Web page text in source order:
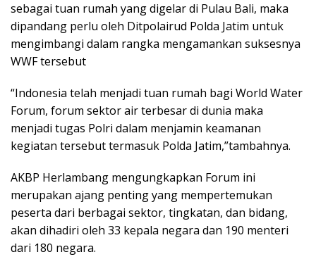
sebagai tuan rumah yang digelar di Pulau Bali, maka
dipandang perlu oleh Ditpolairud Polda Jatim untuk
mengimbangi dalam rangka mengamankan suksesnya
WWF tersebut
“Indonesia telah menjadi tuan rumah bagi World Water
Forum, forum sektor air terbesar di dunia maka
menjadi tugas Polri dalam menjamin keamanan
kegiatan tersebut termasuk Polda Jatim,”tambahnya.
AKBP Herlambang mengungkapkan Forum ini
merupakan ajang penting yang mempertemukan
peserta dari berbagai sektor, tingkatan, dan bidang,
akan dihadiri oleh 33 kepala negara dan 190 menteri
dari 180 negara.